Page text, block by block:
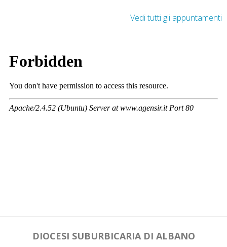
Vedi tutti gli appuntamenti
DIOCESI SUBURBICARIA DI ALBANO